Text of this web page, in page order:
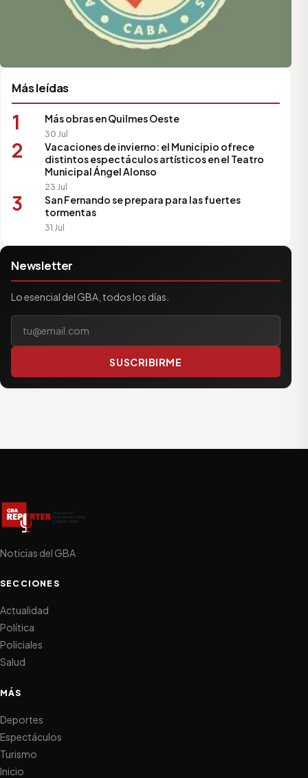
Más leídas
1 Más obras en Quilmes Oeste
30 Jul
2
Vacaciones de invierno: el Municipio ofrece
distintos espectáculos artísticos en el Teatro
Municipal Ángel Alonso
23 Jul
3
San Fernando se prepara para las fuertes
tormentas
31 Jul
Newsletter
Lo esencial del GBA, todos los días.
Tu correo electrónico
SUSCRIBIRME
Noticias del GBA
SECCIONES
Actualidad
Política
Policiales
Salud
MÁS
Deportes
Espectáculos
Turismo
Inicio